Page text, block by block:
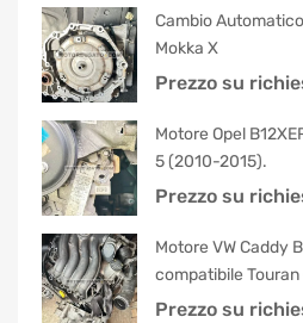
Cambio
Mokka X
Prezzo su
Motore Opel
5 (2010-2015).
Prezzo su
Motore VW Caddy
compatibile Touran
Prezzo su